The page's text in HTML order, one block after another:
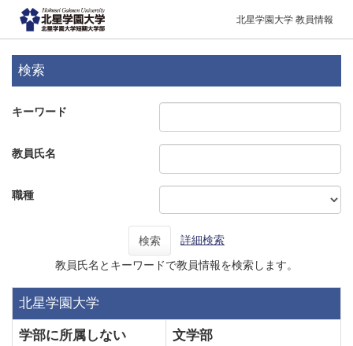
北星学園大学 教員情報
検索
キーワード
教員氏名
職種
検索 詳細検索
教員氏名とキーワードで教員情報を検索します。
北星学園大学
学部に所属しない 文学部